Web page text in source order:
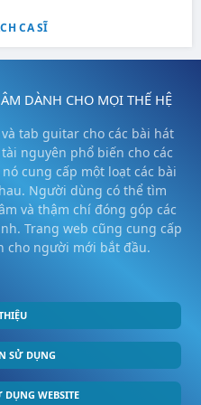
CA SĨ
DÀNH CHO MỌI THẾ HỆ
tab guitar cho các bài hát
nguyên phổ biến cho các
cung cấp một loạt các bài
Người dùng có thể tìm
và thậm chí đóng góp các
Trang web cũng cung cấp
cho người mới bắt đầu.
SỬ DỤNG
WEBSITE